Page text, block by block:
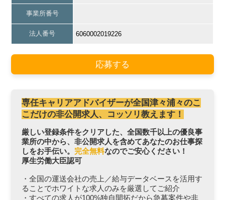
事業所番号
法人番号 6060002019226
応募する
専任キャリアアドバイザーが全国津々浦々のこ
こだけの非公開求人、コッソリ教えます！
厳しい登録条件をクリアした、全国数千以上の優良事
業所の中から、非公開求人を含めてあなたのお仕事探
しをお手伝い。 完全無料なのでご安心ください！
厚生労働大臣認可
・全国の運送会社の売上／給与データベースを活用す
ることでホワイトな求人のみを厳選してご紹介
・すべての求人が100%独自開拓だから急募案件や非